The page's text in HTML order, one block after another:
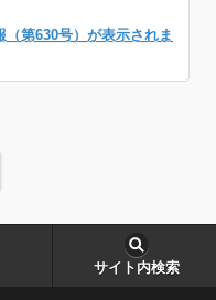
第630号）が表示されま
サイト内検索